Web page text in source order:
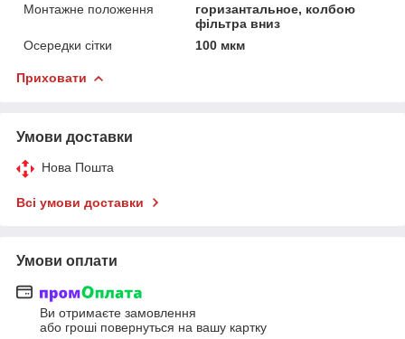
Монтажне положення
горизантальное, колбою
фільтра вниз
Осередки сітки
100 мкм
Приховати
Умови доставки
Нова Пошта
Всі умови доставки
Умови оплати
Ви отримаєте замовлення
або гроші повернуться на вашу картку